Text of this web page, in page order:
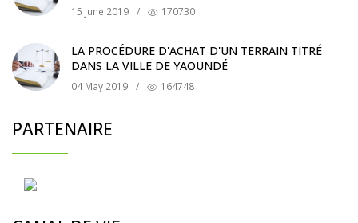
15 June 2019 / 170730
LA PROCÉDURE D'ACHAT D'UN TERRAIN TITRÉ
DANS LA VILLE DE YAOUNDÉ
04 May 2019 / 164748
PARTENAIRE